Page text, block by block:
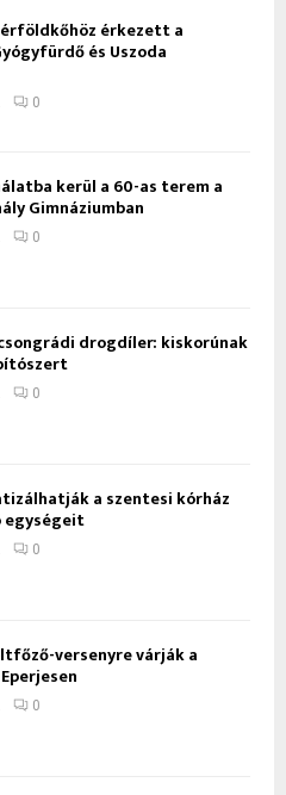
érkezett a
és Uszoda
0
kerül a 60-as terem a
Gimnáziumban
0
drogdíler: kiskorúnak
0
a szentesi kórház
0
versenyre várják a
0